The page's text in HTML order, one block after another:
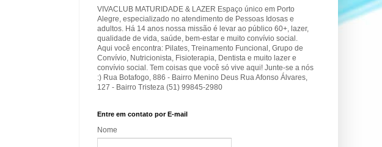
VIVACLUB MATURIDADE & LAZER Espaço único em Porto
Alegre, especializado no atendimento de Pessoas Idosas e
adultos. Há 14 anos nossa missão é levar ao público 60+, lazer,
qualidade de vida, saúde, bem-estar e muito convívio social.
Aqui você encontra: Pilates, Treinamento Funcional, Grupo de
Convívio, Nutricionista, Fisioterapia, Dentista e muito lazer e
convívio social. Tem coisas que você só vive aqui! Junte-se a nós
:) Rua Botafogo, 886 - Bairro Menino Deus Rua Afonso Álvares,
127 - Bairro Tristeza (51) 99845-2980
Entre em contato por E-mail
Nome